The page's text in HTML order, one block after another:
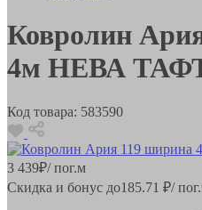
Ковролин
4м НЕВА
Код товара: 583590
3 439₽/ пог.м
Скидка и бонус до185.71 ₽/